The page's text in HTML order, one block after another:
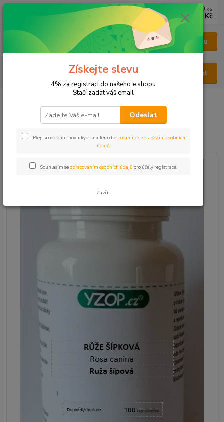
Menu
Hledat
0 ks
0 Kč
Bylinné kapsle Růže šípková
Novinka
Získejte slevu
4% za registraci do našeho e shopu
Stačí zadat váš email
Odeslat
Přeji si odebírat novinky e-mailem dle podmínek zpracování osobních
údajů.
Souhlasím se zpracováním osobních údajů pro účely registrace.
Zavřít